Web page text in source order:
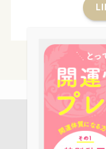
店舗案内 占い鑑